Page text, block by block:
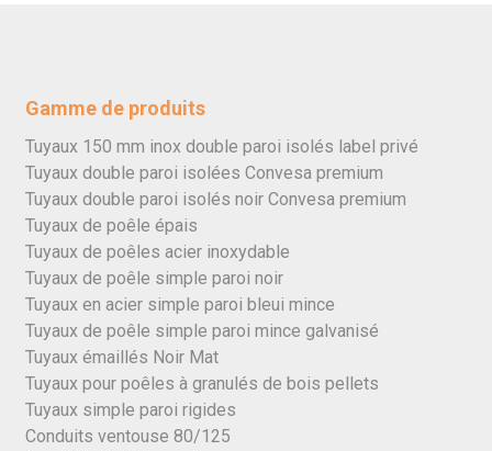
Gamme de produits
Tuyaux 150 mm inox double paroi isolés label privé
Tuyaux double paroi isolées Convesa premium
Tuyaux double paroi isolés noir Convesa premium
Tuyaux de poêle épais
Tuyaux de poêles acier inoxydable
Tuyaux de poêle simple paroi noir
Tuyaux en acier simple paroi bleui mince
Tuyaux de poêle simple paroi mince galvanisé
Tuyaux émaillés Noir Mat
Tuyaux pour poêles à granulés de bois pellets
Tuyaux simple paroi rigides
Conduits ventouse 80/125